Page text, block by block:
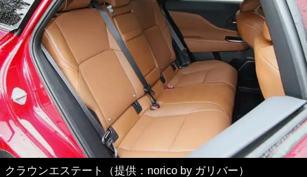
クラウンエステート（提供：norico by ガリバー）